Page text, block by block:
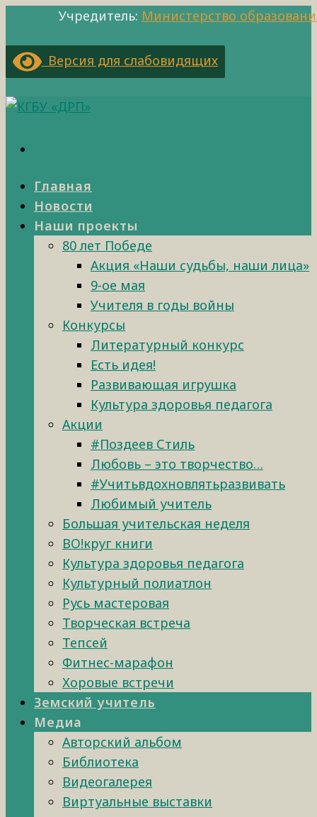
Учредитель: Министерство
Версия для слабовидящих
Главная
Новости
Наши проекты
80 лет Победе
Акция «Наши судьбы, наши лица»
9-ое мая
Учителя в годы войны
Конкурсы
Литературный конкурс
Есть идея!
Развивающая игрушка
Культура здоровья педагога
Акции
#Поздеев Стиль
Любовь – это творчество…
#Учитьвдохновлятьразвивать
Любимый учитель
Большая учительская неделя
ВО!круг книги
Культура здоровья педагога
Культурный полиатлон
Русь мастеровая
Творческая встреча
Тепсей
Фитнес-марафон
Хоровые встречи
Земский учитель
Медиа
Авторский альбом
Библиотека
Видеогалерея
Виртуальные выставки